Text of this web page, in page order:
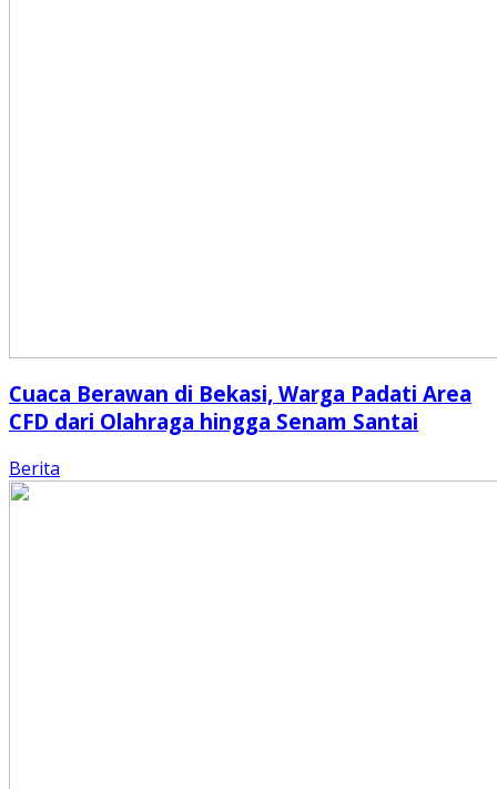
Cuaca Berawan di Bekasi, Warga Padati Area
CFD dari Olahraga hingga Senam Santai
Berita